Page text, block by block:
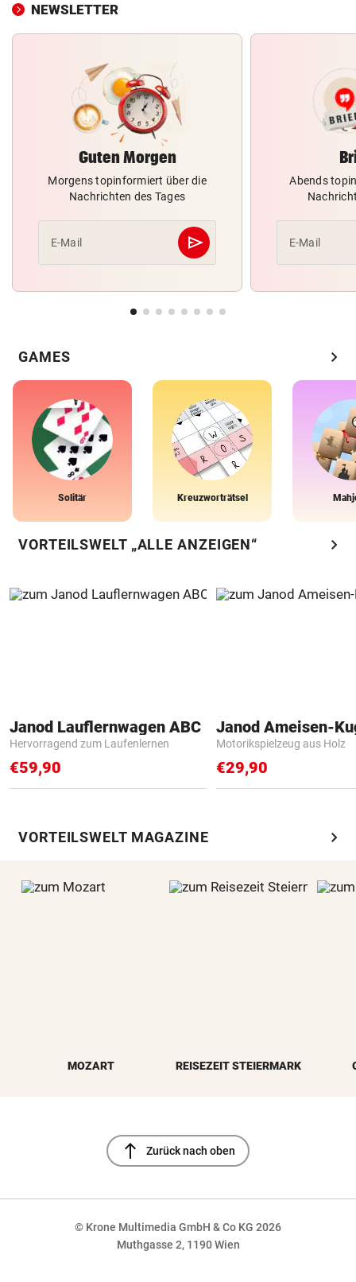
NEWSLETTER
Guten Morgen
Morgens topinformiert über die
Nachrichten des Tages
E-Mail send
Abschicken
Abends
E-Mail
GAMES chevron_right
Solitär Kreuzworträtsel
VORTEILSWELT „ALLE ANZEIGEN“ chevron_right
Janod Lauflernwagen ABC
Hervorragend zum Laufenlernen
€59,90
Janod Ameisen-
Motorikspielzeug aus Holz
€29,90
VORTEILSWELT MAGAZINE chevron_right
MOZART REISEZEIT STEIERMARK
north Zurück nach oben
© Krone Multimedia GmbH & Co KG 2026
Muthgasse 2, 1190 Wien